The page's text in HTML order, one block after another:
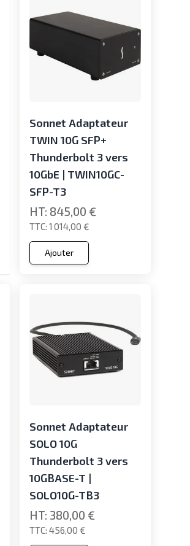
Sonnet Adaptateur
TWIN 10G SFP+
Thunderbolt 3 vers
10GbE | TWIN10GC-
SFP-T3
1 014,00 €
845,00 €
Ajouter
Sonnet Adaptateur
SOLO 10G
Thunderbolt 3 vers
10GBASE-T |
SOLO10G-TB3
456,00 €
380,00 €